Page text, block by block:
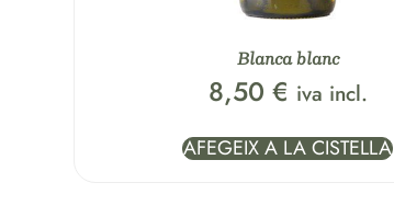
Blanca blanc
8,50 € iva incl.
AFEGEIX A LA CISTELLA